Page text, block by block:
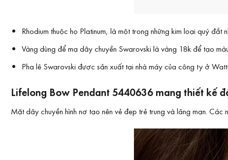
Rhodium thuộc họ Platinum, là một trong những kim loại quý
Vàng dùng để mạ dây chuyền Swarovski là vàng 18k để tạo
Pha lê Swarovski được sản xuất tại nhà máy của công ty ở
Lifelong Bow Pendant 5440636 mang thiết kế
Mặt dây chuyền hình nơ tạo nên vẻ đẹp trẻ trung và lãng mạn. Các